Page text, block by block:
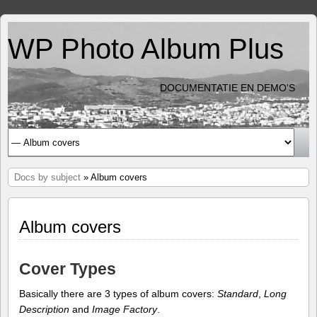
WP Photo Album Plus
DOCUMENTATIE EN DEMO'S
Docs by subject » Album covers
Album covers
Cover Types
Basically there are 3 types of album covers: Standard Long
Description and Image Factory.